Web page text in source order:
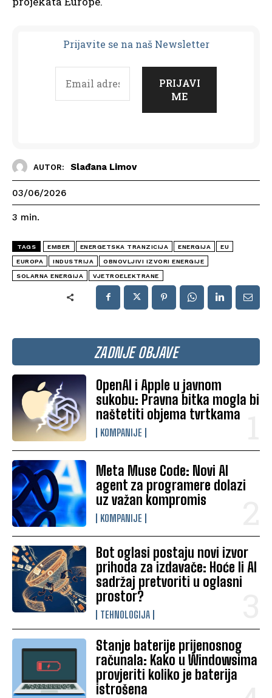
ZADNJE OBJAVE
OpenAI i Apple u javnom
sukobu: Pravna bitka mogla bi
naštetiti objema tvrtkama
KOMPANIJE
Meta Muse Code: Novi AI
agent za programere dolazi
uz važan kompromis
KOMPANIJE
Bot oglasi postaju novi izvor
prihoda za izdavače: Hoće li AI
sadržaj pretvoriti u oglasni
prostor?
TEHNOLOGIJA
Stanje baterije prijenosnog
računala: Kako u Windowsima
provjeriti koliko je baterija
istrošena
Prijavite se na naš Newsletter
AUTOR: Slađana Limov
03/06/2026
3 min.
TAGS EMBER ENERGETSKA TRANZICIJA ENERGIJA EU
EUROPA INDUSTRIJA OBNOVLJIVI IZVORI ENERGIJE
SOLARNA ENERGIJA VJETROELEKTRANE